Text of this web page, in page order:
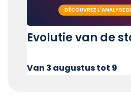
DÉCOUVREZ L'ANALYSE
Evolutie van de
Van 3 augustus tot 9